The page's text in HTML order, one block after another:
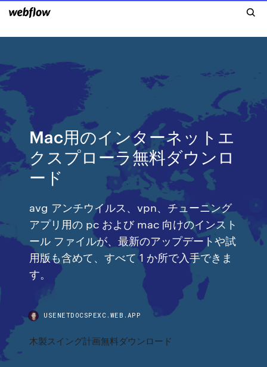
Mac用のインターネットエ
クスプローラ無料ダウンロ
ード
avg アンチウイルス、vpn、チューニング
アプリ用の pc および mac 向けのインスト
ール ファイルが、最新のアップデートや試
用版も含めて、すべて 1 か所で入手できま
す。
USENETDOCSPEXC.WEB.APP
木製スイング計画無料ダウンロード